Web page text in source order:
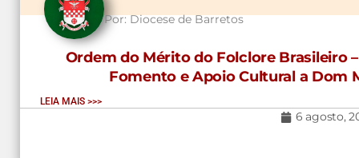
Por:Diocese de Barretos
Ordem do Mérito do Folclore Brasileiro
Fomento e Apoio Cultural a Dom
LEIA MAIS >>>
6 agosto,